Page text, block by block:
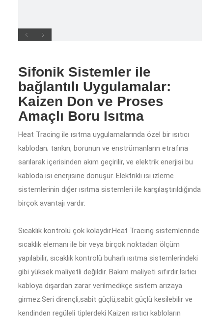
Sifonik Sistemler ile
bağlantılı Uygulamalar:
Kaizen Don ve Proses
Amaçlı Boru Isıtma
Heat Tracing ile ısıtma uygulamalarında özel bir ısıtıcı
kablodan; tankın, borunun ve enstrümanların etrafına
sarılarak içerisinden akım geçirilir, ve elektrik enerjisi bu
kabloda ısı enerjisine dönüşür. Elektrikli ısı izleme
sistemlerinin diğer ısıtma sistemleri ile karşılaştırıldığında
birçok avantajı vardır.
Sıcaklık kontrolü çok kolaydır.Heat Tracing sistemlerinde
sıcaklık elemanı ile bir veya birçok noktadan ölçüm
yapılabilir, sıcaklık kontrolü buharlı ısıtma sistemlerindeki
gibi yüksek maliyetli değildir. Bakım maliyeti sıfırdır.Isıtıcı
kabloya dışardan zarar verilmedikçe sistem arızaya
girmez.Seri dirençli,sabit güçlü,sabit güçlü kesilebilir ve
kendinden regüleli tiplerdeki Kaizen ısıtıcı kabloların